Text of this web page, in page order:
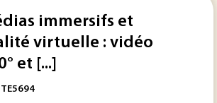
à travailler sur les
immersifs et
virtuelle : vidéo
et [...]
TE5694